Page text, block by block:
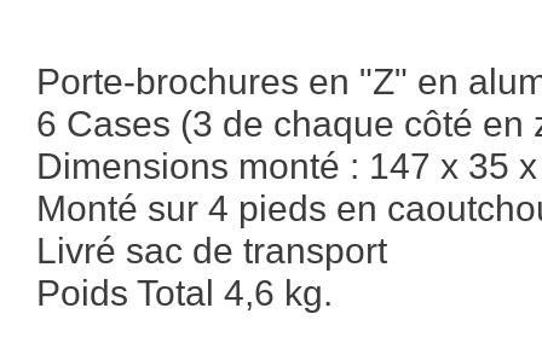
Porte-brochures en "Z" en
6 Cases (3 de chaque côté en
Dimensions monté : 147 x 35
Monté sur 4 pieds en
Livré sac de transport
Poids Total 4,6 kg.